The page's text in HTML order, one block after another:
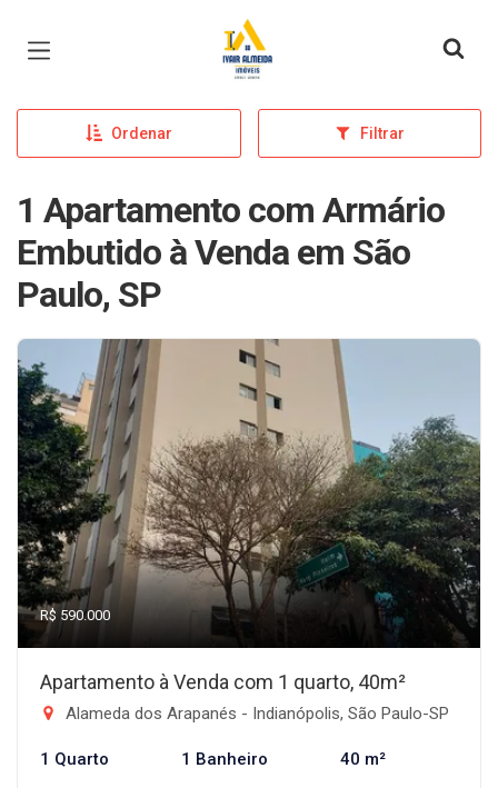
Página inicial
Ordenar Filtrar
1 Apartamento com Armário
Embutido à Venda em São
Paulo, SP
R$ 590.000
Apartamento à Venda com 1 quarto, 40m²
Alameda dos Arapanés - Indianópolis, São Paulo-SP
1 Quarto 1 Banheiro 40 m²